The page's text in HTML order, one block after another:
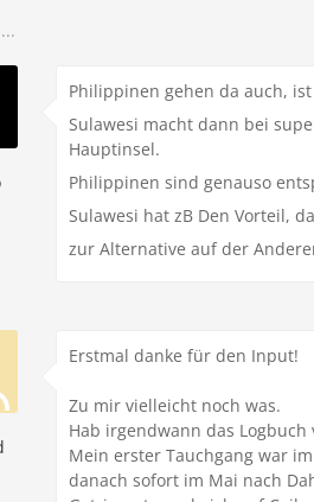
Philippinen gehen da auch,
Sulawesi macht dann bei
Hauptinsel.
Philippinen sind genauso
Sulawesi hat zB Den Vorteil,
zur Alternative auf der
Erstmal danke für den Input!
Zu mir vielleicht noch was.
Hab irgendwann das
Mein erster Tauchgang war
danach sofort im Mai nach